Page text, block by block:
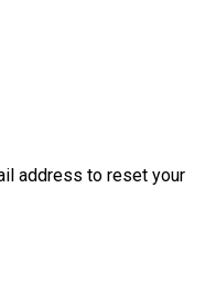
address to reset your